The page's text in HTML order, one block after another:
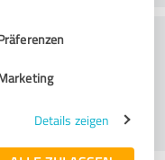
Details zeigen